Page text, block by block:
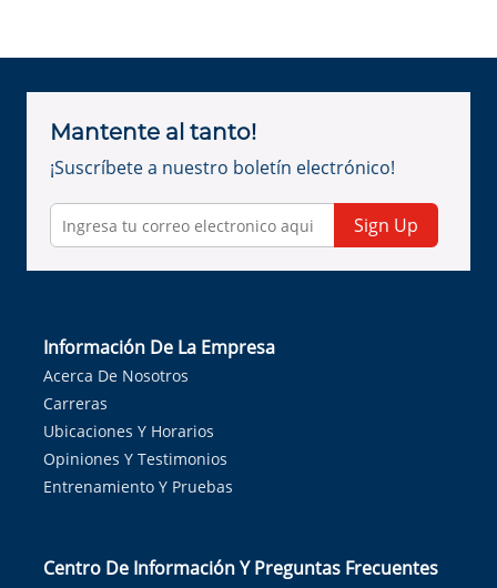
Mantente al tanto!
¡Suscríbete a nuestro boletín electrónico!
Sign Up
Información De La Empresa
Acerca De Nosotros
Carreras
Ubicaciones Y Horarios
Opiniones Y Testimonios
Entrenamiento Y Pruebas
Centro De Información Y Preguntas Frecuentes